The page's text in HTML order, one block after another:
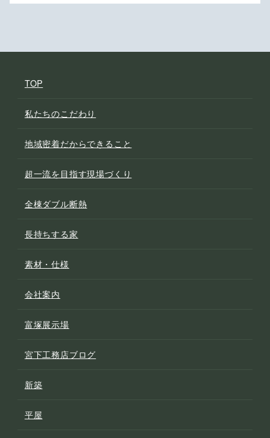
TOP
私たちのこだわり
地域密着だからできること
超一流を目指す現場づくり
全棟ダブル断熱
長持ちする家
素材・仕様
会社案内
富塚展示場
宮下工務店ブログ
新築
平屋